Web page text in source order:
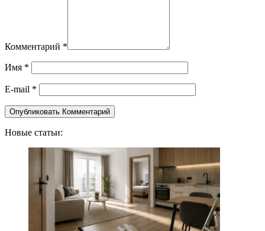
Комментарий *
Имя *
E-mail *
Новые статьи: